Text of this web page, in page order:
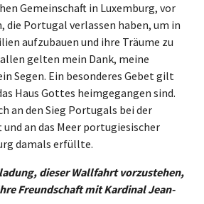
Gemeinschaft in Luxemburg, vor
die Portugal verlassen haben, um in
aufzubauen und ihre Träume zu
gelten mein Dank, meine
Segen. Ein besonderes Gebet gilt
Haus Gottes heimgegangen sind.
an den Sieg Portugals bei der
an das Meer portugiesischer
damals erfüllte.
dieser Wallfahrt vorzustehen,
Freundschaft mit Kardinal Jean-